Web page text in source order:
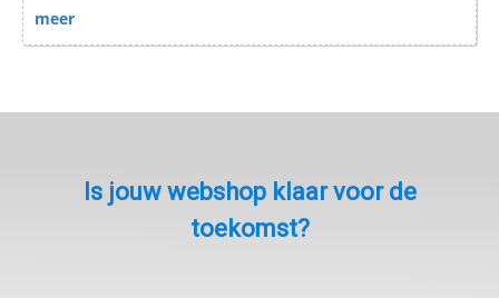
meer
Is jouw webshop klaar voor de
toekomst?